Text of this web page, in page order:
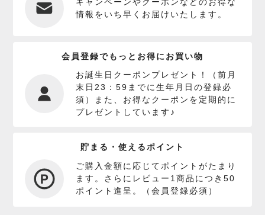
情報をいち早くお届けいたします。
会員登録でもっとお得にお買い物
お誕生日クーポンプレゼント！（前月
末日23：59までに生年月日の登録必
須）また、お得なクーポンを定期的に
プレゼントしています♪
貯まる・使えるポイント
ご購入金額に応じてポイントがたまり
ます。さらにレビュー1商品につき50
ポイント進呈。（会員登録必須）